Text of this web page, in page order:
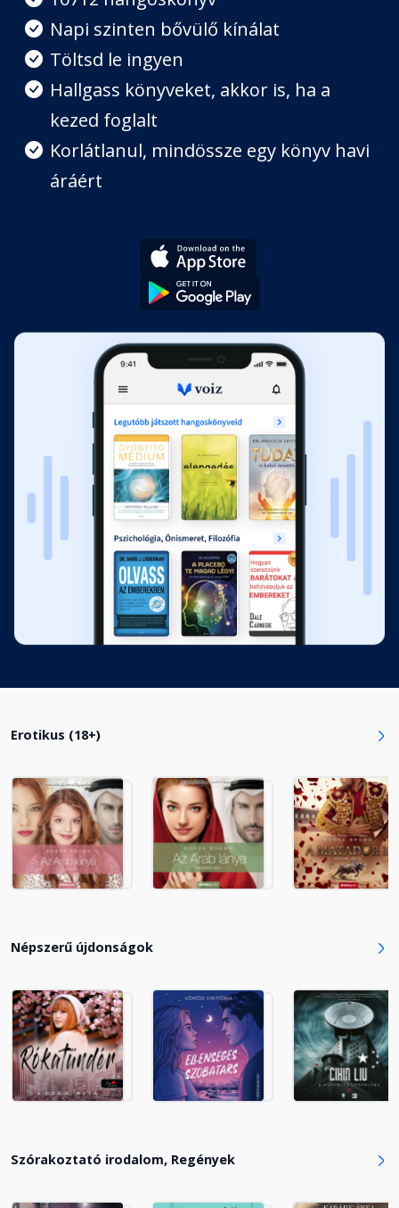
8. Ezel
Fejezet hossza: 00:33:52
9. Kiliána
Fejezet hossza: 00:20:40
Fejezet hossza: 00:16:23
12. Ezel
Fejezet hossza: 00:36:35
13. Kiliána
Fejezet hossza: 00:22:27
Fejezet hossza: 00:30:59
15. Kiliána
Fejezet hossza: 00:21:10
17. Kiliána
Fejezet hossza: 00:20:36
18. Ezel
Fejezet hossza: 00:19:23
Fejezet hossza: 00:19:51
20. Ezel
Fejezet hossza: 00:30:11
21. Kiliána
Napi szinten bővülő kínálat
Töltsd le ingyen
Hallgass könyveket, akkor is, ha a
kezed foglalt
Korlátlanul, mindössze egy könyv havi
áráért
Erotikus (18+)
Népszerű újdonságok
Szórakoztató irodalom, Regények